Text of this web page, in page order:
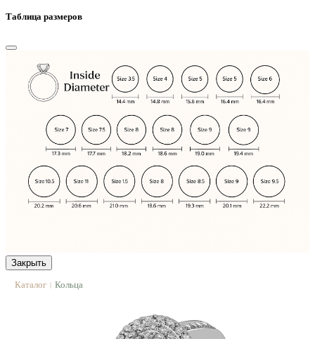
Таблица размеров
Закрыть
Каталог | Кольца